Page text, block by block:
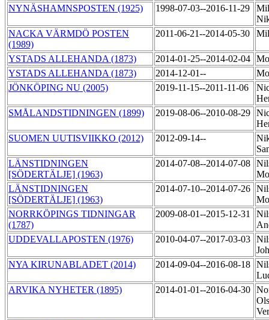
NYNÄSHAMNSPOSTEN (1925)
1998-07-03--2016-11-29
NACKA VÄRMDÖ POSTEN
(1989)
2011-06-21--2014-05-30
YSTADS ALLEHANDA (1873) 2014-01-25--2014-02-04
YSTADS ALLEHANDA (1873)
2014-12-01--
JÖNKÖPING NU (2005)
2019-11-15--2011-11-06
SMÅLANDSTIDNINGEN (1899)
2019-08-06--2010-08-29
SUOMEN UUTISVIIKKO (2012)
2012-09-14--
LÄNSTIDNINGEN
[SÖDERTÄLJE] (1963)
2014-07-08--2014-07-08
LÄNSTIDNINGEN
[SÖDERTÄLJE] (1963)
2014-07-10--2014-07-26
NORRKÖPINGS TIDNINGAR
(1787)
2009-08-01--2015-12-31
UDDEVALLAPOSTEN (1976)
2010-04-07--2017-03-03
NYA KIRUNABLADET (2014)
2014-09-04--2016-08-18
ARVIKA NYHETER (1895)
2014-01-01--2016-04-30